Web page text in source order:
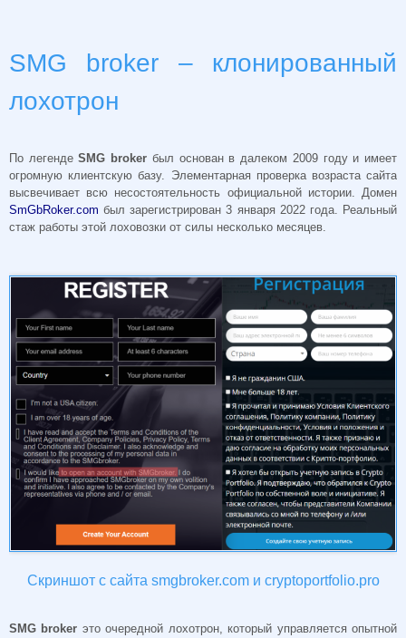
SMG broker – клонированный
лохотрон
По легендеSMG broker был основан в далеком 2009 году и имеет
огромную клиентскую базу. Элементарная проверка возраста сайта
высвечивает всю несостоятельность официальной истории. Домен
SmGbRoker.com был зарегистрирован 3 января 2022 года. Реальный
стаж работы этой лоховозки от силы несколько месяцев.
Скриншот с сайта smgbroker.com и cryptoportfolio.pro
SMG broker это очередной лохотрон, который управляется опытной